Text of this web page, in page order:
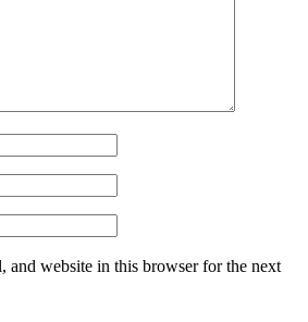
and website in this browser for the next